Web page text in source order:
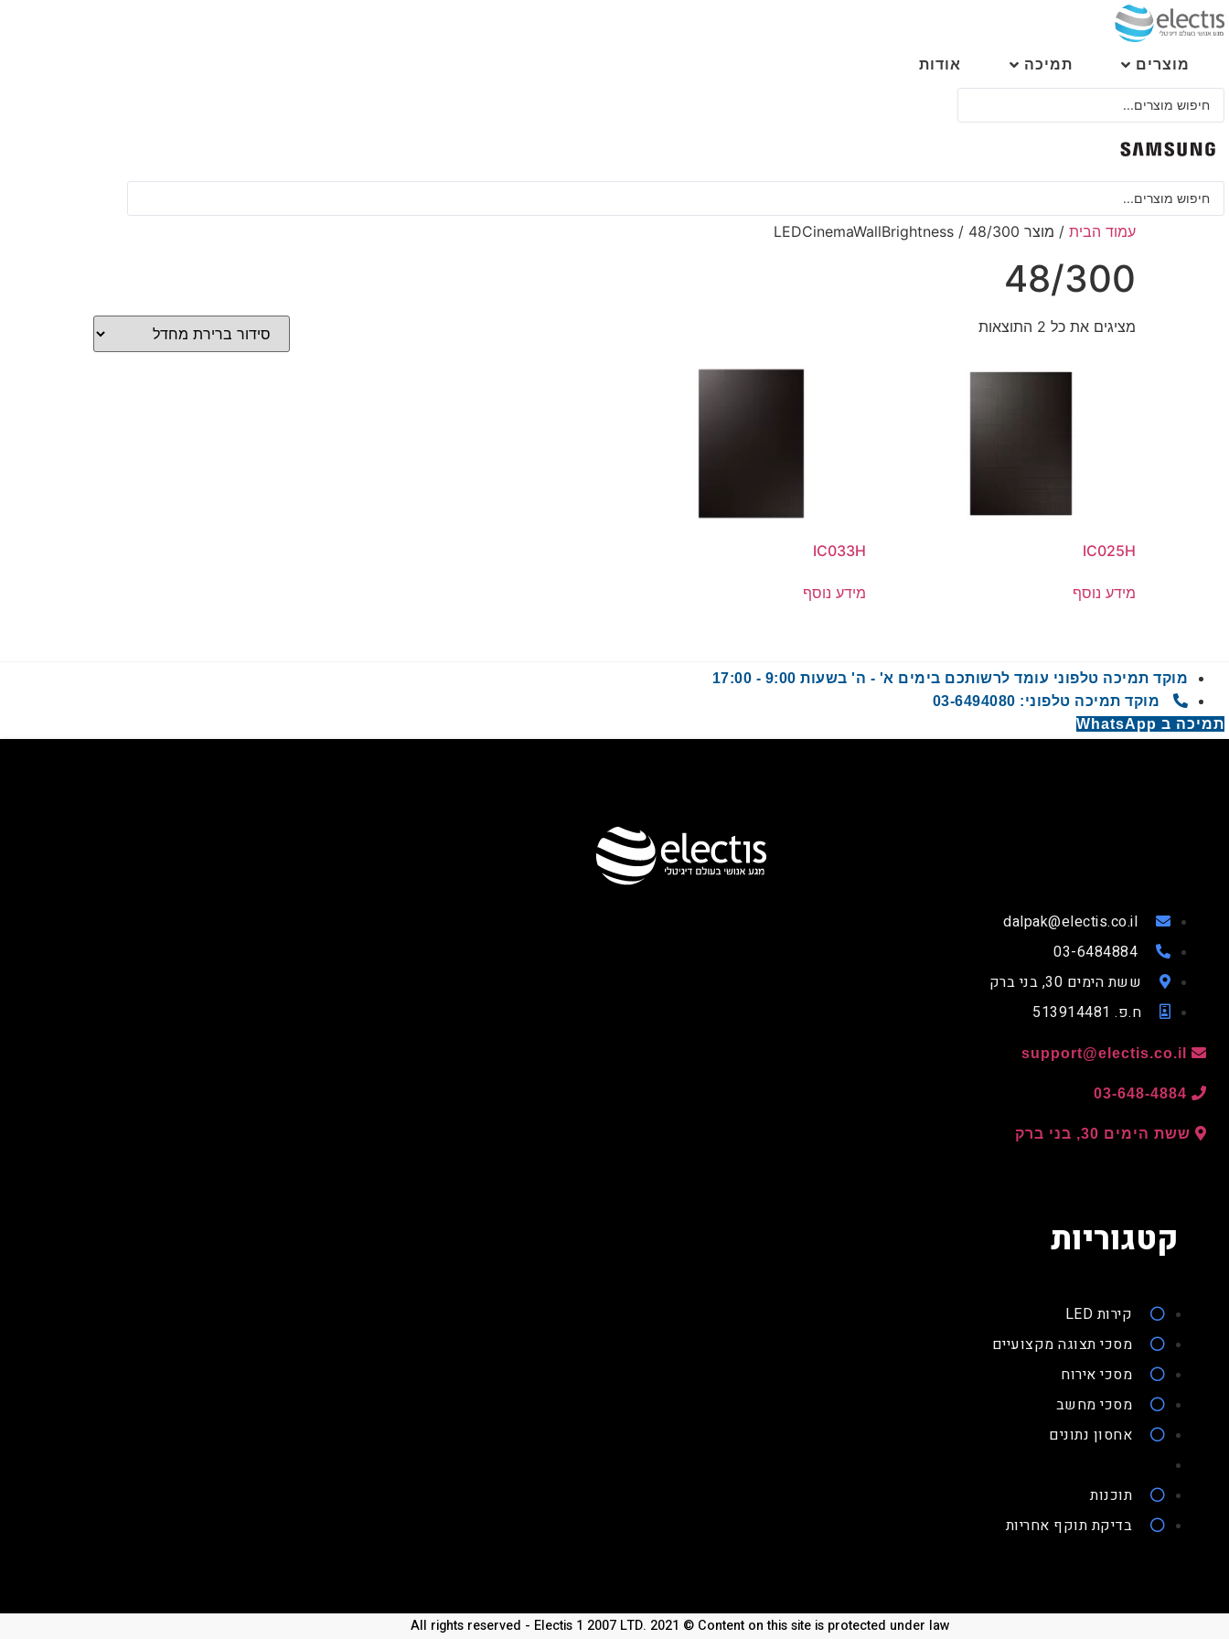
דלג
לתוכן
מוצרים תמיכה אודות
Search
Search
עמוד הבית / מוצר LEDCinemaWallBrightness / 48/300
48/300
מציגים את כל ⁦2⁩ התוצאות
IC025H
מידע נוסף
IC033H
מידע נוסף
מוקד תמיכה טלפוני עומד לרשותכם בימים א' - ה' בשעות 9:00 - 17:00
מוקד תמיכה טלפוני: 03-6494080
תמיכה ב WhatsApp
dalpak@electis.co.il
03-6484884
ששת הימים 30, בני ברק
ח.פ. 513914481
support@electis.co.il
03-648-4884
ששת הימים 30, בני ברק
קטגוריות
קירות LED
מסכי תצוגה מקצועיים
מסכי אירוח
מסכי מחשב
אחסון נתונים
תוכנות
בדיקת תוקף אחריות
All rights reserved - Electis 1 2007 LTD. 2021 © Content on this site is protected under law